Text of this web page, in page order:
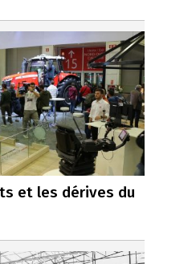
et les dérives du